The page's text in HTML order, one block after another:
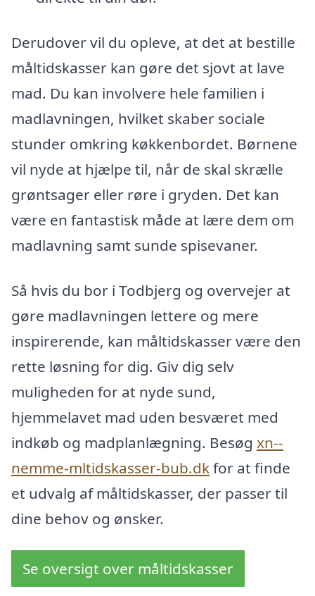
Derudover vil du opleve, at det at bestille
måltidskasser kan gøre det sjovt at lave
mad. Du kan involvere hele familien i
madlavningen, hvilket skaber sociale
stunder omkring køkkenbordet. Børnene
vil nyde at hjælpe til, når de skal skrælle
grøntsager eller røre i gryden. Det kan
være en fantastisk måde at lære dem om
madlavning samt sunde spisevaner.
Så hvis du bor i Todbjerg og overvejer at
gøre madlavningen lettere og mere
inspirerende, kan måltidskasser være den
rette løsning for dig. Giv dig selv
muligheden for at nyde sund,
hjemmelavet mad uden besværet med
indkøb og madplanlægning. Besøg xn--
nemme-mltidskasser-bub.dkfor at finde
et udvalg af måltidskasser, der passer til
dine behov og ønsker.
Se oversigt over måltidskasser